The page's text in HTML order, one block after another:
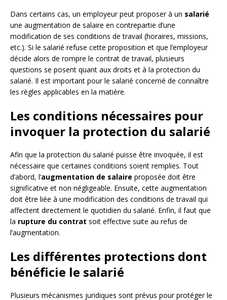
Dans certains cas, un employeur peut proposer à un salarié
une augmentation de salaire en contrepartie d’une
modification de ses conditions de travail (horaires, missions,
etc.). Si le salarié refuse cette proposition et que l’employeur
décide alors de rompre le contrat de travail, plusieurs
questions se posent quant aux droits et à la protection du
salarié. Il est important pour le salarié concerné de connaître
les règles applicables en la matière.
Les conditions nécessaires pour
invoquer la protection du salarié
Afin que la protection du salarié puisse être invoquée, il est
nécessaire que certaines conditions soient remplies. Tout
d’abord, l’augmentation de salaire proposée doit être
significative et non négligeable. Ensuite, cette augmentation
doit être liée à une modification des conditions de travail qui
affectent directement le quotidien du salarié. Enfin, il faut que
la rupture du contrat soit effective suite au refus de
l’augmentation.
Les différentes protections dont
bénéficie le salarié
Plusieurs mécanismes juridiques sont prévus pour protéger le